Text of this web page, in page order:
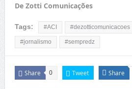
De Zotti Comunicações
Tags: #ACI #dezotticomunicacoes
#jornalismo #sempredz
Share 0 Tweet Share